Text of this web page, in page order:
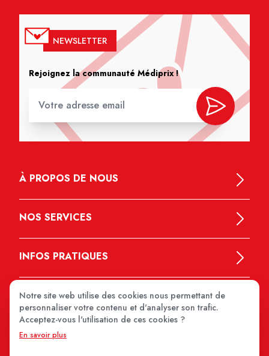
NEWSLETTER
Rejoignez la communauté Médiprix !
À PROPOS DE NOUS
NOS SERVICES
INFOS PRATIQUES
Notre site web utilise des cookies nous permettant de
personnaliser votre contenu et d'analyser son trafic.
Acceptez-vous l'utilisation de ces cookies ?
En savoir plus